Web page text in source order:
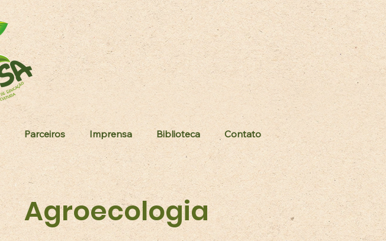
Parceiros Imprensa Biblioteca Contato
Agroecologia